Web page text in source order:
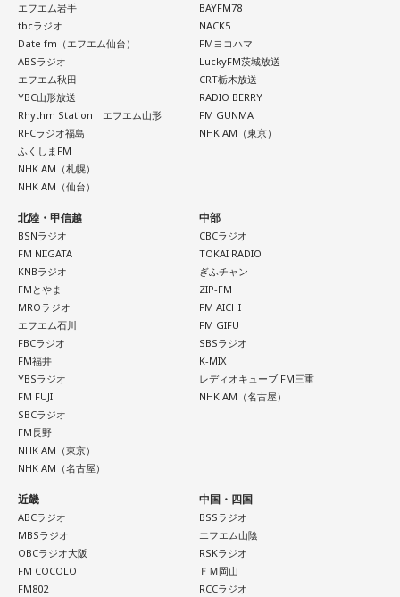
1940年にナチス・ドイツによるロンドンへの大規模攻撃・ブ
リッツクリークが
始まった時に、イギリスでは毎晩9時に1分間の『Moment of
Prayer』という
運動が始まったわけですね。夜9時に必ず1分間、全ての国民
が平和を、勝利を、そして亡くなった人たちのその慰霊とい
うことを考えるということがずっと戦時中続いていたわけで
す。
ども、朝の9時に、歩いている人、車に乗ってる人たちは全て
足を止め、車を止め、1分間の黙祷をすることがずっと4年間
続いているわけです」
武田「毎日ですか！」
キャンベル
「毎日です。毎日やってるわけですね。日本で
は、関東大震災の翌年、1924年の9月1日に、一周忌と言いま
すか、記念事業が東京で行われた時に、
初めて1分間の黙祷というものがあり、そこから普及している
ということです。
今、阪神淡路大震災の1月17日と東日本大震災の3.11、それ
から8月は6日と9日の二つの原爆の日に、必ず1分間の黙祷と
いうものがあります。
一般にprayer（祈り）は、神に何か祈りを捧げて亡くなった
方々の魂のために祈るということになるんですけど、日本の
エフエム岩手
tbcラジオ
Date fm（エフエム仙台）
ABSラジオ
エフエム秋田
YBC山形放送
Rhythm Station エフエム山形
RFCラジオ福島
ふくしまFM
NHK AM（札幌）
NHK AM（仙台）
BAYFM78
NACK5
FMヨコハマ
LuckyFM茨城放送
CRT栃木放送
RADIO BERRY
FM GUNMA
NHK AM（東京）
北陸・甲信越
BSNラジオ
FM NIIGATA
KNBラジオ
FMとやま
MROラジオ
エフエム石川
FBCラジオ
FM福井
YBSラジオ
FM FUJI
SBCラジオ
FM長野
NHK AM（東京）
NHK AM（名古屋）
中部
CBCラジオ
TOKAI RADIO
ぎふチャン
ZIP-FM
FM AICHI
FM GIFU
SBSラジオ
K-MIX
レディオキューブ FM三重
NHK AM（名古屋）
近畿
ABCラジオ
MBSラジオ
OBCラジオ大阪
FM COCOLO
FM802
中国・四国
BSSラジオ
エフエム山陰
RSKラジオ
ＦＭ岡山
RCCラジオ